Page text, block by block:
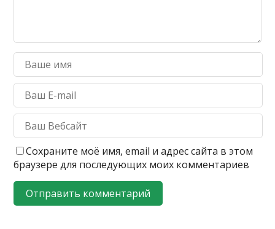
Сохраните моё имя, email и адрес сайта в этом
браузере для последующих моих комментариев